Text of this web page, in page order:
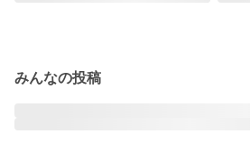
みんなの投稿